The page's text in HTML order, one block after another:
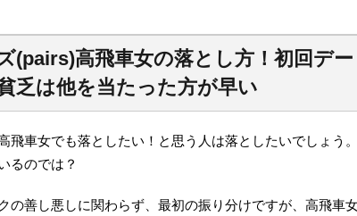
(pairs)高飛車女の落とし方！初回デー
乏は他を当たった方が早い
飛車女でも落としたい！と思う人は落としたいでしょう
るのでは？
の善し悪しに関わらず、最初の振り分けですが、高飛車